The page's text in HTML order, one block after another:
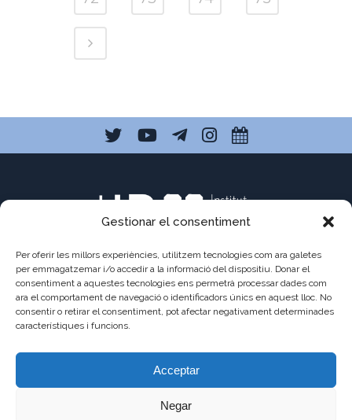
Gestionar el consentiment
Per oferir les millors experiències, utilitzem tecnologies com ara galetes
per emmagatzemar i/o accedir a la informació del dispositiu. Donar el
consentiment a aquestes tecnologies ens permetrà processar dades com
ara el comportament de navegació o identificadors únics en aquest lloc. No
consentir o retirar el consentiment, pot afectar negativament determinades
característiques i funcions.
Acceptar
Negar
C/ Pau Claris 121
08009 Barcelona
93 487 03 01